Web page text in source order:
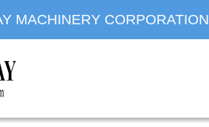
MACHINERY CORPORATION